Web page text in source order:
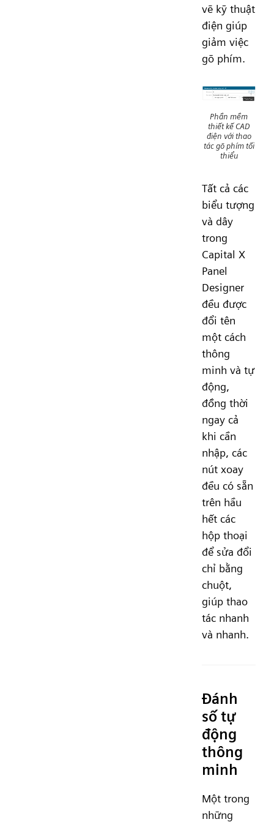
vẽ kỹ thuật
điện giúp
giảm việc
gõ phím.
Phần mềm
thiết kế CAD
điện với thao
tác gõ phím tối
thiểu
Tất cả các
biểu tượng
và dây
trong
Capital X
Panel
Designer
đều được
đổi tên
một cách
thông
minh và tự
động,
đồng thời
ngay cả
khi cần
nhập, các
nút xoay
đều có sẵn
trên hầu
hết các
hộp thoại
để sửa đổi
chỉ bằng
chuột,
giúp thao
tác nhanh
và nhanh.
Đánh
số tự
động
thông
minh
Một trong
những